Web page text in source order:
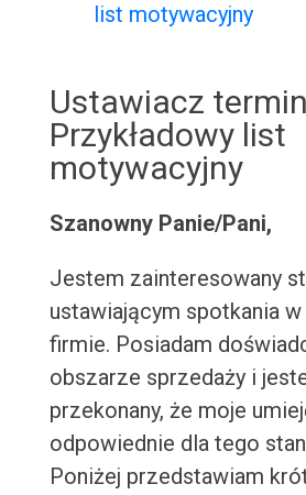
list motywacyjny
Ustawiacz
Przykładowy list
motywacyjny
Szanowny Panie/Pani,
Jestem zainteresowany
ustawiającym spotkania
firmie. Posiadam
obszarze sprzedaży i
przekonany, że moje
odpowiednie dla tego
Poniżej przedstawiam